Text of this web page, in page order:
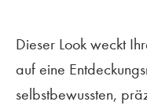
Dieser Look weckt
auf eine
selbstbewussten,